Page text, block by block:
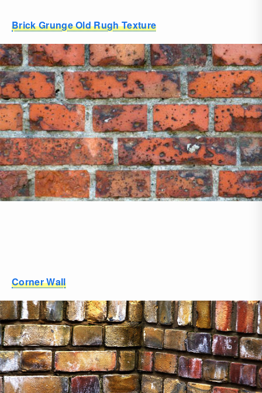
Brick Grunge Old Rugh Texture
Corner Wall